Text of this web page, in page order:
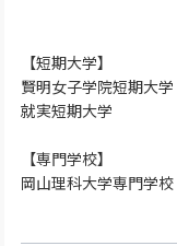
【短期大学】
賢明女子学院短期大学
就実短期大学
【専門学校】
岡山理科大学専門学校